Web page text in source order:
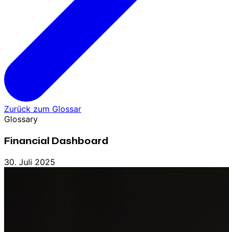
Zurück zum Glossar
Glossary
Financial Dashboard
30. Juli 2025